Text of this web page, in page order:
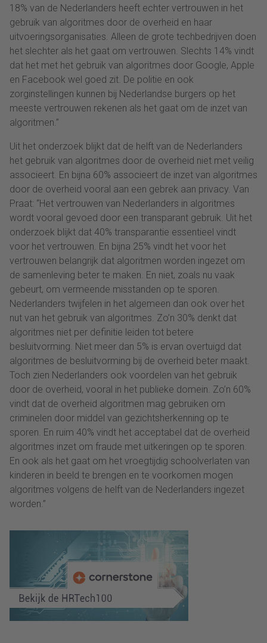
18% van de Nederlanders heeft echter vertrouwen in het
gebruik van algoritmes door de overheid en haar
uitvoeringsorganisaties. Alleen de grote techbedrijven doen
het slechter als het gaat om vertrouwen. Slechts 14% vindt
dat het met het gebruik van algoritmes door Google, Apple
en Facebook wel goed zit. De politie en ook
zorginstellingen kunnen bij Nederlandse burgers op het
meeste vertrouwen rekenen als het gaat om de inzet van
algoritmen.”
Uit het onderzoek blijkt dat de helft van de Nederlanders
het gebruik van algoritmes door de overheid niet met veilig
associeert. En bijna 60% associeert de inzet van algoritmes
door de overheid vooral aan een gebrek aan privacy. Van
Praat: “Het vertrouwen van Nederlanders in algoritmes
wordt vooral gevoed door een transparant gebruik. Uit het
onderzoek blijkt dat 40% transparantie essentieel vindt
voor het vertrouwen. En bijna 25% vindt het voor het
vertrouwen belangrijk dat algoritmen worden ingezet om
de samenleving beter te maken. En niet, zoals nu vaak
gebeurt, om vermeende misstanden op te sporen.
Nederlanders twijfelen in het algemeen dan ook over het
nut van het gebruik van algoritmes. Zo’n 30% denkt dat
algoritmes niet per definitie leiden tot betere
besluitvorming. Niet meer dan 5% is ervan overtuigd dat
algoritmes de besluitvorming bij de overheid beter maakt.
Toch zien Nederlanders ook voordelen van het gebruik
door de overheid, vooral in het publieke domein. Zo’n 60%
vindt dat de overheid algoritmen mag gebruiken om
criminelen door middel van gezichtsherkenning op te
sporen. En ruim 40% vindt het acceptabel dat de overheid
algoritmes inzet om fraude met uitkeringen op te sporen.
En ook als het gaat om het vroegtijdig schoolverlaten van
kinderen in beeld te brengen en te voorkomen mogen
algoritmes volgens de helft van de Nederlanders ingezet
worden.”